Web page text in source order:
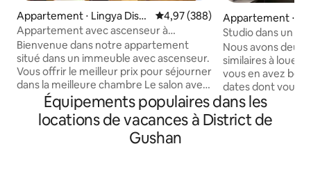
Appartement ⋅ Lingya Distri
ct
Évaluation moyenne sur la
4,97 (388)
Appartement avec ascenseur à
Kaohsiung Centre de musique populaire
de Kaohsiung Hailin Hall de la musique de
la mer Terminal de Kaohsiung
Guangrong, centre commercial
Hanshin, Lu'er, entrepôt 2, marché
nocturne de Liyazizhiqiang
Bienvenue dans notre appartement
situé dans un immeuble avec ascenseur.
Vous offrir le meilleur prix pour séjourner
dans la meilleure chambre Le salon avec
une texture offre une grande table de
réunion Laissez votre téléphone à des
amis et discutez de la bonne humeur Le
design bien pensé de la prise pour le
Appartement ⋅
t
Studio dans un
Nous avons deux
similaires à louer,
vous en avez
dates dont vous
plus disponibles,
si l'autre est disponible.
environnant est
Équipements populaires dans les
locations de vacances à District de
Gushan